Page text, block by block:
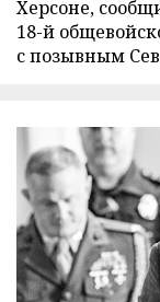
Херсоне,
18-й
с позывным